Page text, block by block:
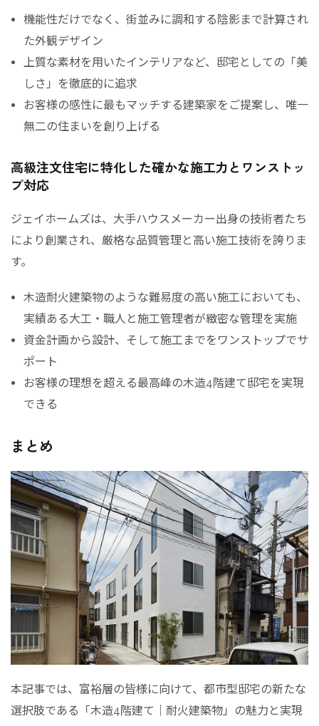
機能性だけでなく、街並みに調和する陰影まで計算され
た外観デザイン
上質な素材を用いたインテリアなど、邸宅としての「美
しさ」を徹底的に追求
お客様の感性に最もマッチする建築家をご提案し、唯一
無二の住まいを創り上げる
高級注文住宅に特化した確かな施工力とワンストッ
プ対応
ジェイホームズは、大手ハウスメーカー出身の技術者たち
により創業され、厳格な品質管理と高い施工技術を誇りま
す。
木造耐火建築物のような難易度の高い施工においても、
実績ある大工・職人と施工管理者が緻密な管理を実施
資金計画から設計、そして施工までをワンストップでサ
ポート
お客様の理想を超える最高峰の木造4階建て邸宅を実現
できる
まとめ
本記事では、富裕層の皆様に向けて、都市型邸宅の新たな
選択肢である「木造4階建て｜耐火建築物」の魅力と実現